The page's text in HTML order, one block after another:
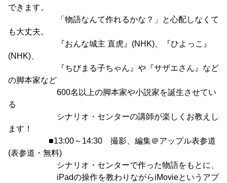
できます。
「物語なんて作れるかな？」と心配しなくて
も大丈夫。
『おんな城主 直虎』(NHK)、『ひよっこ』
(NHK)、
『ちびまる子ちゃん』や『サザエさん』など
の脚本家など
600名以上の脚本家や小説家を誕生させてい
る
シナリオ・センターの講師が楽しくお教えし
ます！
■13:00～14:30 撮影、編集＠アップル表参道
(表参道・無料)
シナリオ・センターで作った物語をもとに、
iPadの操作を教わりながらiMovieというアプ